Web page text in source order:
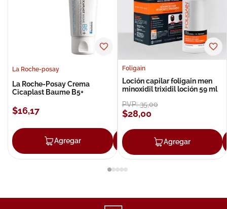
La Roche-posay
La Roche-Posay Crema
Cicaplast Baume B5+
$16,17
Agregar Agregar
Foligain
Loción capilar foligain men
minoxidil trixidil loción 59 ml
PVP:35,00
$28,00
Agregar